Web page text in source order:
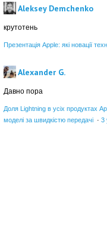
Aleksey Demchenko
крутотень
Презентація Apple: які новації
Alexander G.
Давно пора
Доля Lightning в усіх продуктах
моделі за швидкістю передачі · 3